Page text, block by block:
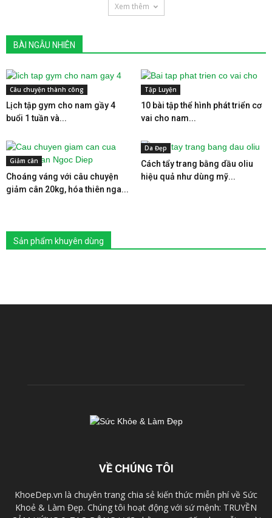
Xem thêm
BÀI NGẪU NHIÊN
Câu chuyện thành công
Lịch tập gym cho nam gầy 4
buổi 1 tuần và...
Tập Luyện
10 bài tập thể hình phát triển cơ
vai cho nam...
Giảm cân
Choáng váng với câu chuyện
giảm cân 20kg, hóa thiên nga...
Da Đẹp
Cách tẩy trang bằng dầu oliu
hiệu quả như dùng mỹ...
Sản phẩm khuyên dùng
VỀ CHÚNG TÔI
KhoeDep.vn là chuyên trang chia sẻ kiến thức miễn phí về Sức
Khoẻ & Làm Đẹp. Chúng tôi hoạt động với sứ mệnh: TRUYỀN